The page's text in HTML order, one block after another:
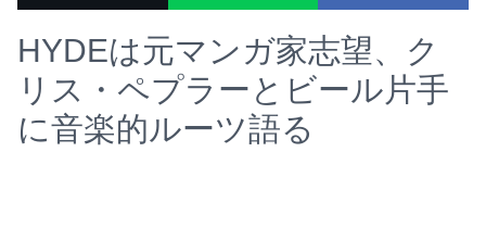
HYDEは元マンガ家志望、ク
リス・ペプラーとビール片手
に音楽的ルーツ語る